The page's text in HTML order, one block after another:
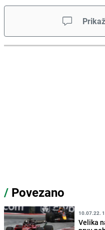
/ Povezano
10.07.22.
Velika